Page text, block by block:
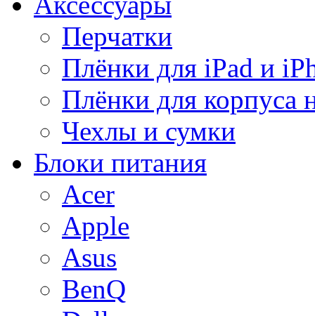
Перчатки
Плёнки для iPad и
Плёнки для корпуса
Чехлы и сумки
Блоки питания
Acer
Apple
Asus
BenQ